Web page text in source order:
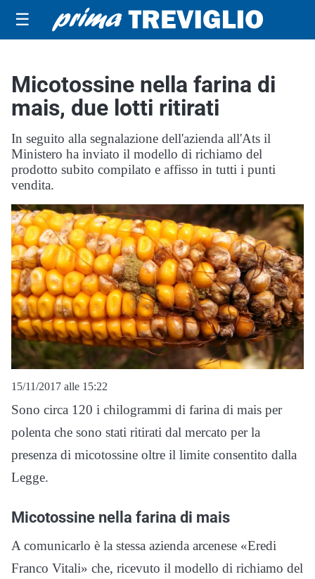
☰
Micotossine nella farina di
mais, due lotti ritirati
In seguito alla segnalazione dell'azienda all'Ats il
Ministero ha inviato il modello di richiamo del
prodotto subito compilato e affisso in tutti i punti
vendita.
15/11/2017 alle 15:22
Sono circa 120 i chilogrammi di farina di mais per
polenta che sono stati ritirati dal mercato per la
presenza di micotossine oltre il limite consentito dalla
Legge.
Micotossine nella farina di mais
A comunicarlo è la stessa azienda arcenese «Eredi
Franco Vitali» che, ricevuto il modello di richiamo del